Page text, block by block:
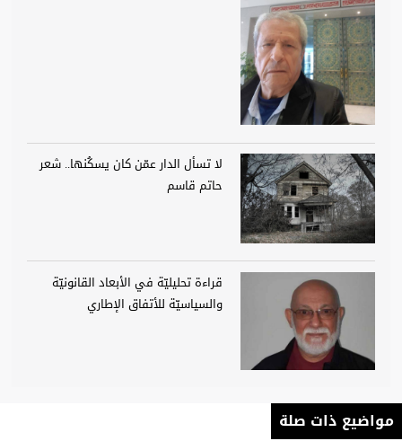
لا تسأل الدار عمّن كان يسكُنها.. شعر
حاتم قاسم
قراءة تحليليّة في الأبعاد القانونيّة
والسياسيّة للأتفاق الإطاري
مواضيع ذات صلة